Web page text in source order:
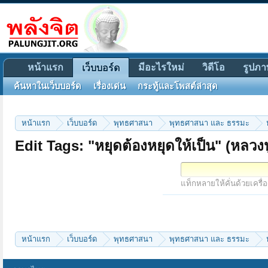
หน้าแรก เว็บบอร์ด พุทธศาสนา พุทธศาสนา และ ธรรมะ
Edit Tags: "หยุดต้องหยุดให้เป็น" (หลว
แท็กหลายให้คั่นด้วยเครื่
หน้าแรก เว็บบอร์ด พุทธศาสนา พุทธศาสนา และ ธรรมะ
หน้าแรก เว็บบอร์ด
ค้นหาในเว็บบอร์ด เรื่องเด่น กระทู้และโพสต์ล่าสุด
มีอะไรใหม่ วิดีโอ รูปภ